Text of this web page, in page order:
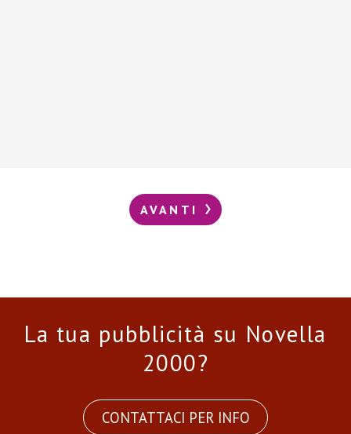
AVANTI
La tua pubblicità su Novella
2000?
CONTATTACI PER INFO